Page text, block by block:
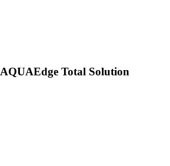
AQUAEdge Total Solution